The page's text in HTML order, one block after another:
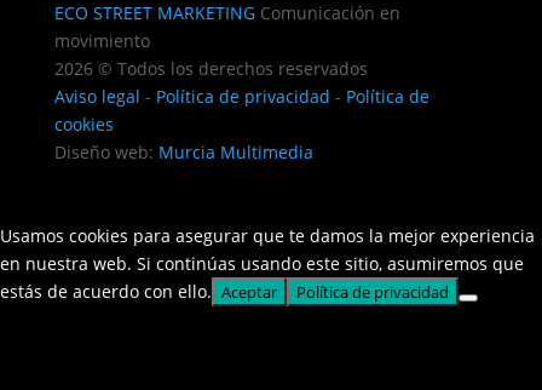
ECO STREET MARKETINGComunicación en
movimiento
2026 © Todos los derechos reservados
Aviso legal - Política de privacidad - Política de
cookies
Diseño web: Murcia Multimedia
Usamos cookies para asegurar que te damos la mejor experiencia
en nuestra web. Si continúas usando este sitio, asumiremos que
estás de acuerdo con ello. Aceptar Política de privacidad